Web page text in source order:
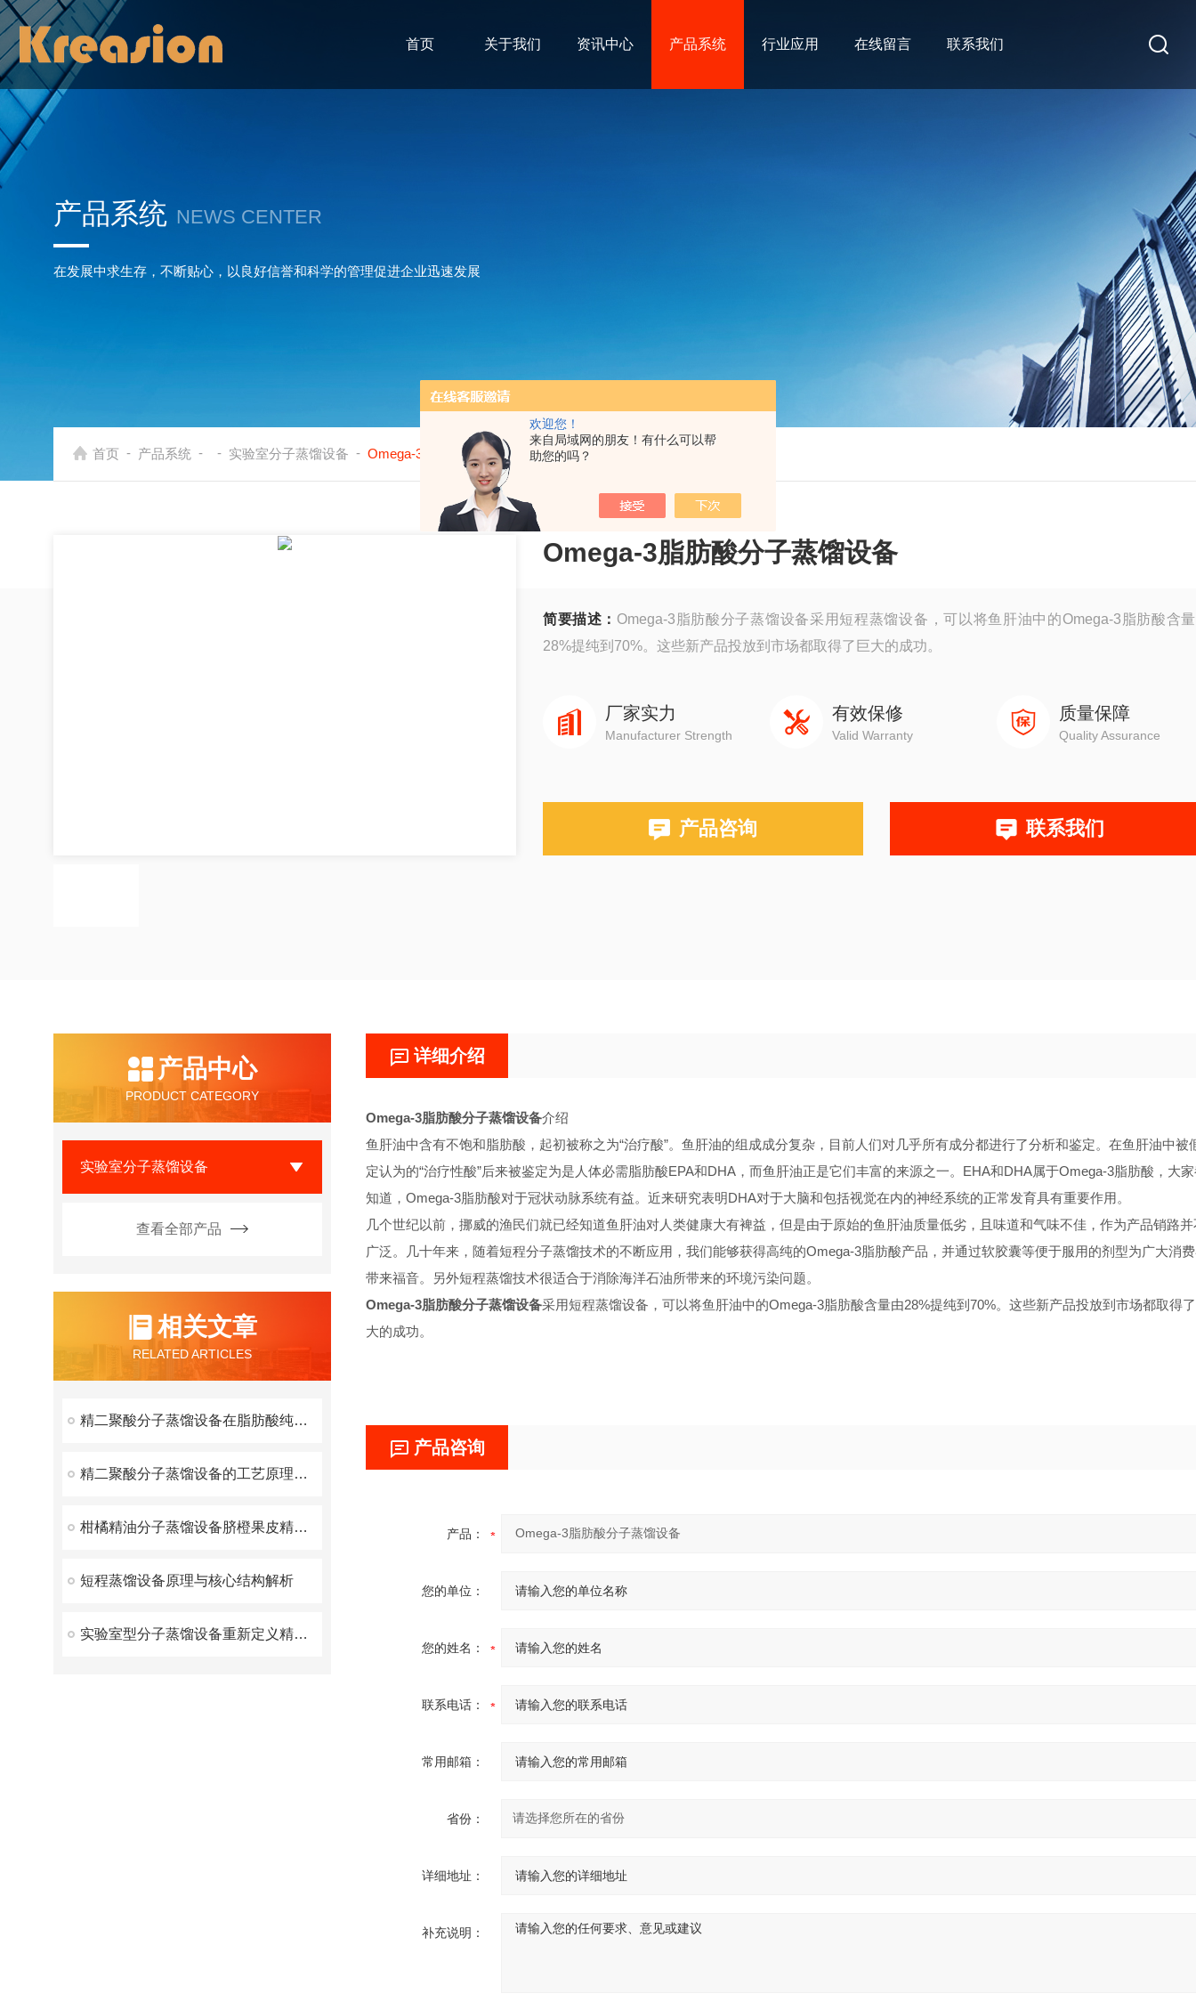
欢迎您！
来自局域网的朋友！有什么可以帮
助您的吗？
首页 关于我们 资讯中心 产品系统 行业应用 在线留言 联系我们
产品系统 NEWS CENTER
在发展中求生存，不断贴心，以良好信誉和科学的管理促进企业迅速发展
首页 - 产品系统 - - 实验室分子蒸馏设备 - Omega-3脂肪酸分子蒸馏设备
Omega-3脂肪酸分子蒸馏设备
简要描述： Omega-3脂肪酸分子蒸馏设备采用短程蒸馏设备，可以将鱼肝油中的Omega-3脂肪酸含
28%提纯到70%。这些新产品投放到市场都取得了巨大的成功。
厂家实力
Manufacturer Strength
有效保修
Valid Warranty
质量保障
Quality Assurance
产品咨询 联系我们
产品中心
PRODUCT CATEGORY
实验室分子蒸馏设备
查看全部产品
相关文章
RELATED ARTICLES
精二聚酸分子蒸馏设备在脂肪酸纯化中的应用
精二聚酸分子蒸馏设备的工艺原理与分离优势
柑橘精油分子蒸馏设备脐橙果皮精油的精制设备
短程蒸馏设备原理与核心结构解析
实验室型分子蒸馏设备重新定义精密分离的工业标准
详细介绍
Omega-3脂肪酸分子蒸馏设备介绍
鱼肝油中含有不饱和脂肪酸，起初被称之为“治疗酸”。鱼肝油的组成成分复杂，目前人们对几乎所有成分都进行了分析和鉴定。在鱼肝油中被
定认为的“治疗性酸”后来被鉴定为是人体必需脂肪酸EPA和DHA，而鱼肝油正是它们丰富的来源之一。EHA和DHA属于Omega-3脂肪酸，大
知道，Omega-3脂肪酸对于冠状动脉系统有益。近来研究表明DHA对于大脑和包括视觉在内的神经系统的正常发育具有重要作用。
几个世纪以前，挪威的渔民们就已经知道鱼肝油对人类健康大有裨益，但是由于原始的鱼肝油质量低劣，且味道和气味不佳，作为产品销路并
广泛。几十年来，随着短程分子蒸馏技术的不断应用，我们能够获得高纯的Omega-3脂肪酸产品，并通过软胶囊等便于服用的剂型为广大消
带来福音。另外短程蒸馏技术很适合于消除海洋石油所带来的环境污染问题。
Omega-3脂肪酸分子蒸馏设备采用短程蒸馏设备，可以将鱼肝油中的Omega-3脂肪酸含量由28%提纯到70%。这些新产品投放到市场都取得
大的成功。
产品咨询
产品：
您的单位：
您的姓名：
联系电话：
常用邮箱：
省份：
详细地址：
补充说明：